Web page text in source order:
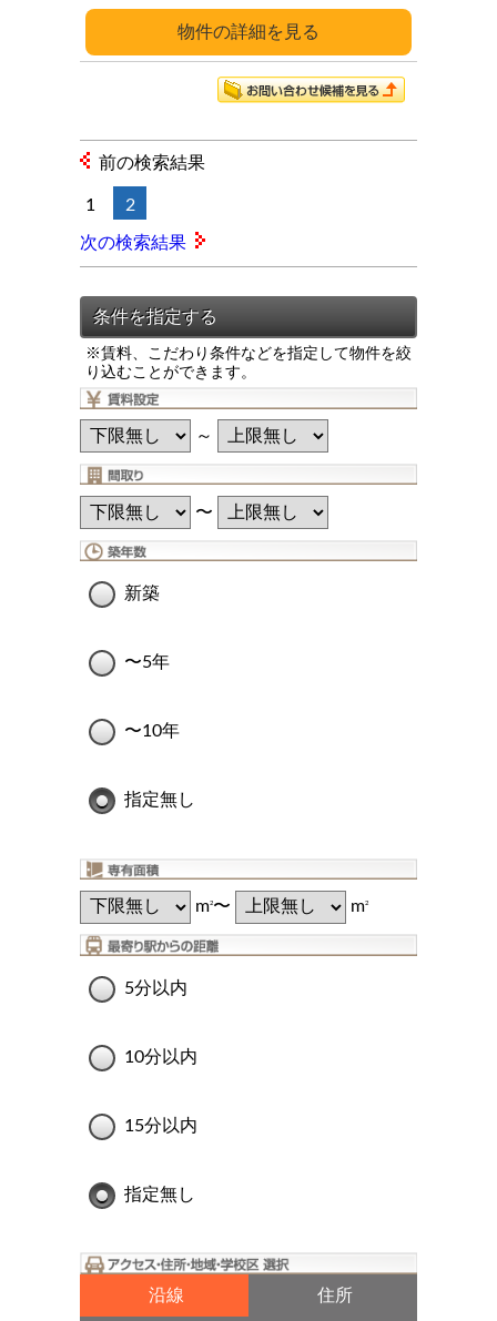
※賃料、こだわり条件などを指定して物件を絞
り込むことができます。
～
〜
新築
〜5年
〜10年
指定無し
m2〜 m2
5分以内
10分以内
15分以内
指定無し
沿線 住所
詳細
前の検索結果
1 2
次の検索結果